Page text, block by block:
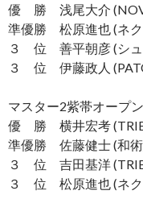
優 勝 浅尾大介
準優勝 松原進也 (ネ
３ 位 善平朝彦 (シュ
３ 位 伊藤政人
マスター2紫帯オープ
優 勝 横井宏考
準優勝 佐藤健士 (和
３ 位 吉田基洋
３ 位 松原進也 (ネク